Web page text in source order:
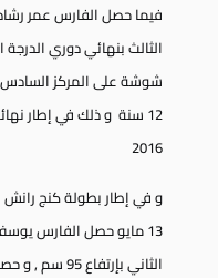
فيما حصل الفارس عمر
الثالث بنهائي دوري
شوشة على المركز السادس
2016
13 مايو حصل الفارس
الثاني